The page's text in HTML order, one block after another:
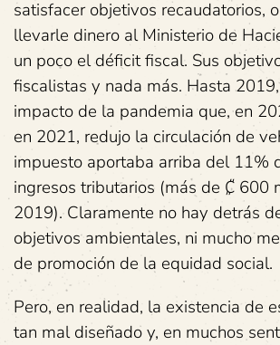
satisfacer objetivos recaudatorios,
llevarle dinero al Ministerio de
un poco el déficit fiscal. Sus
fiscalistas y nada más. Hasta
impacto de la pandemia que, en
en 2021, redujo la circulación de
impuesto aportaba arriba del 11%
ingresos tributarios (más de ₡ 600
2019). Claramente no hay detrás
objetivos ambientales, ni mucho
de promoción de la equidad social.
Pero, en realidad, la existencia de
tan mal diseñado y, en muchos